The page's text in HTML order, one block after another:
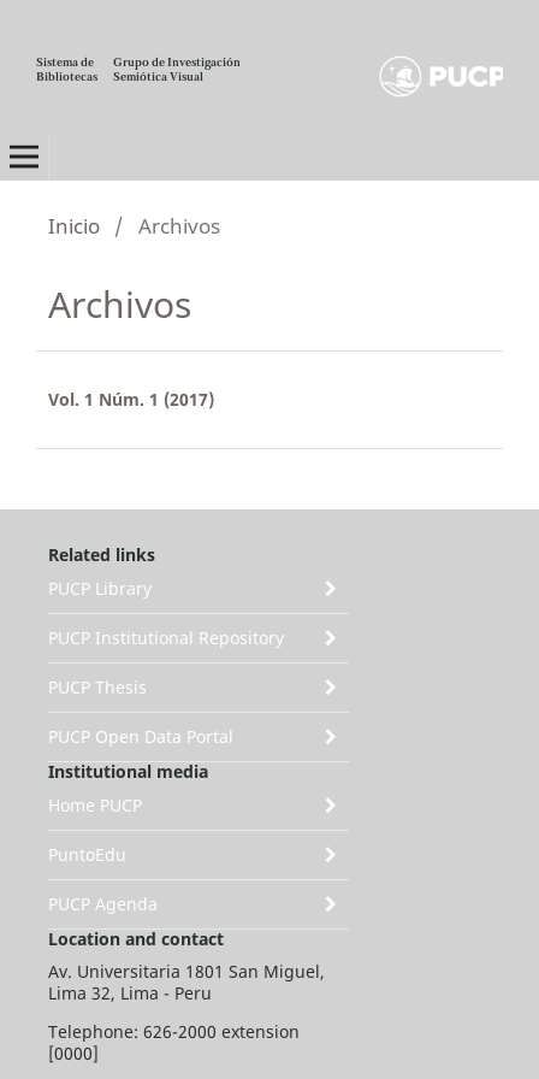
Sistema de
Bibliotecas
Grupo de Investigación
Semiótica Visual
Inicio / Archivos
Archivos
Vol. 1 Núm. 1 (2017)
Related links
PUCP Library
PUCP Institutional Repository
PUCP Thesis
PUCP Open Data Portal
Institutional media
Home PUCP
PuntoEdu
PUCP Agenda
Location and contact
Av. Universitaria 1801 San Miguel,
Lima 32, Lima - Peru
Telephone: 626-2000 extension
[0000]